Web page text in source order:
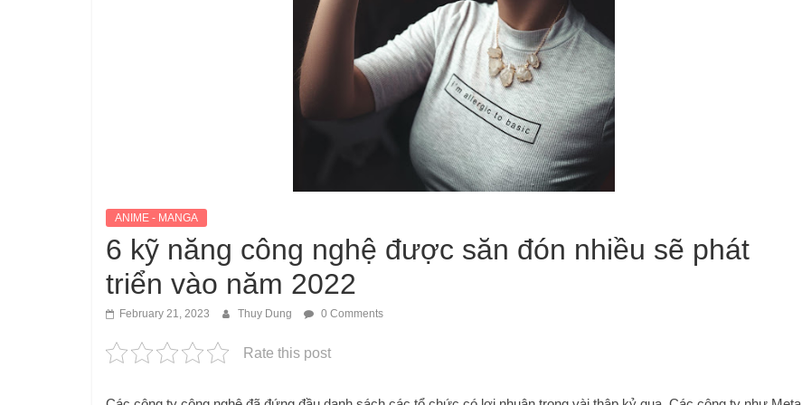
ANIME - MANGA
6 kỹ năng công nghệ được săn đón nhiều sẽ phát
triển vào năm 2022
February 21, 2023 Thuy Dung 0 Comments
Rate this post